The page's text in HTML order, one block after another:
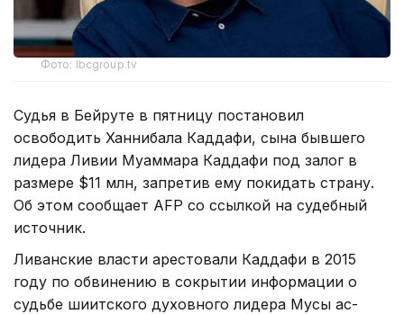
Фото: lbcgroup.tv
Судья в Бейруте в пятницу постановил
освободить Ханнибала Каддафи, сына бывшего
лидера Ливии Муаммара Каддафи под залог в
размере $11 млн, запретив ему покидать страну.
Об этом сообщает AFP со ссылкой на судебный
источник.
Ливанские власти арестовали Каддафи в 2015
году по обвинению в сокрытии информации о
судьбе шиитского духовного лидера Мусы ас-